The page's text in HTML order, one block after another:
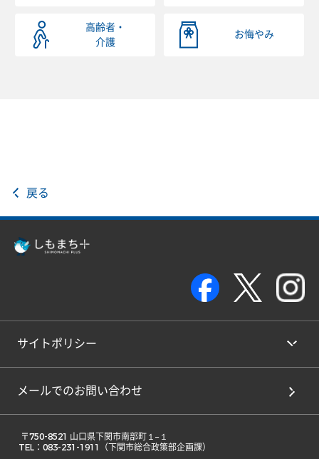
高齢者・
介護
お悔やみ
戻る
サイトポリシー
メールでのお問い合わせ
TEL：083-231-1911（下関市総合政策部企画課）